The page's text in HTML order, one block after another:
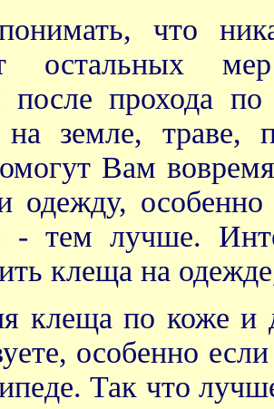
что
остальных
после прохода
на земле, траве,
Вам
одежду,
- тем лучше.
клеща на
клеща по коже и
особенно
Так что